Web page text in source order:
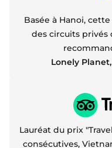
Basée à Hanoi,
des circuits privés
Lonely
Lauréat du prix
consécutives,